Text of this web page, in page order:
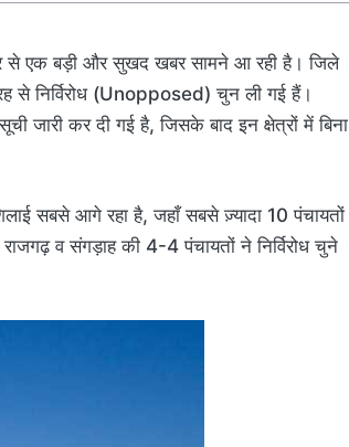
से एक बड़ी और सुखद खबर सामने आ रही है। जिले
से निर्विरोध (Unopposed) चुन ली गई हैं।
जारी कर दी गई है, जिसके बाद इन क्षेत्रों में बिना
सबसे आगे रहा है, जहाँ सबसे ज़्यादा 10 पंचायतों
व संगड़ाह की 4-4 पंचायतों ने निर्विरोध चुने